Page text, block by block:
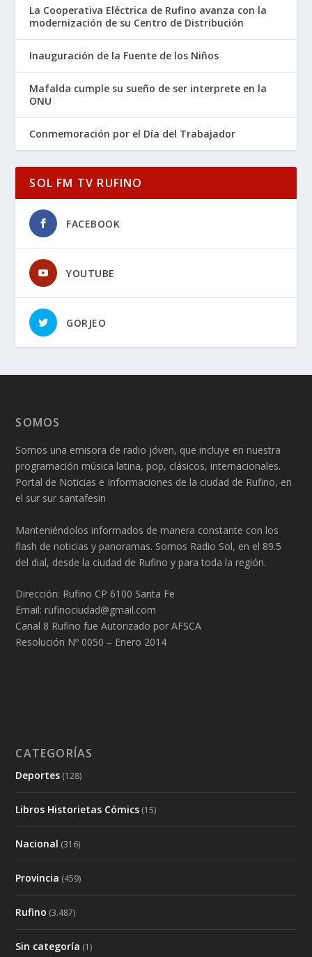
La Cooperativa Eléctrica de Rufino avanza con la
modernización de su Centro de Distribución
Inauguración de la Fuente de los Niños
Mafalda cumple su sueño de ser interprete en la
ONU
Conmemoración por el Día del Trabajador
SOL FM TV RUFINO
FACEBOOK
YOUTUBE
GORJEO
SOMOS
Somos una emisora de radio jóven, que incluye en nuestra
programación música latina, pop, clásicos, internacionales.
Portal de Noticias e Informaciones de la ciudad de Rufino, en
el sur sur santafesin
Manteniéndolos informados de manera constante con los
flash de noticias y panoramas. Somos Radio Sol, en el 89.5
del dial, desde la ciudad de Rufino y para toda la región.
Dirección: Rufino CP 6100 Santa Fe
Email: rufinociudad@gmail.com
Canal 8 Rufino fue Autorizado por AFSCA
Resolución Nº 0050 – Enero 2014
CATEGORÍAS
Deportes (128)
Libros Historietas Cómics (15)
Nacional (316)
Provincia (459)
Rufino (3.487)
Sin categoría (1)